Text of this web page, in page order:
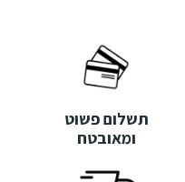
תשלום פשוט
ומאובטח